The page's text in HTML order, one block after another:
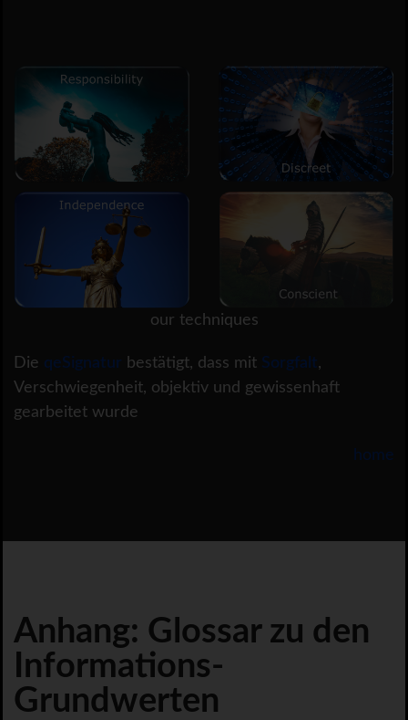
our techniques
Die qeSignatur bestätigt, dass mit Sorgfalt,
Verschwiegenheit, objektiv und gewissenhaft
gearbeitet wurde
home
Anhang: Glossar zu den
Informations-
Grundwerten